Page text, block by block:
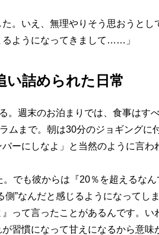
。いえ、無理やりそう思おうとし
るようになってきまして……」
詰められた日常
。週末のお泊まりでは、食事はす
ムまで。朝は30分のジョギングに
ーにしなよ」と当然のように言わ
でも彼からは『20％を超えるなん
”なんだと感じるようになってし
って言ったことがあるんです。い
習慣になって甘えになるから意味